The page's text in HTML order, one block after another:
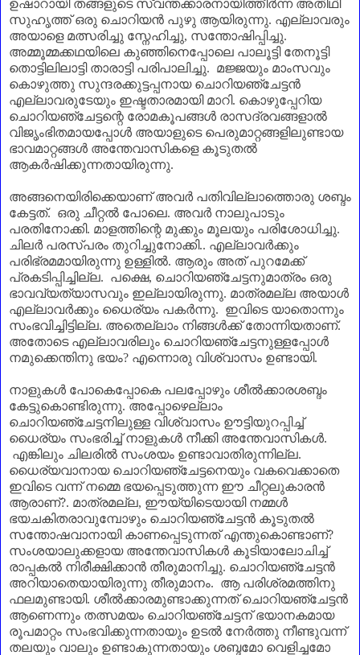
ഉഷാറായി തങ്ങളുടെ സ്വന്തക്കാരനായിത്തീർന്ന അതിഥി
സുഹൃത്ത് ഒരു ചൊറിയൻ പുഴു ആയിരുന്നു. എല്ലാവരും
അയാളെ മത്സരിച്ചു സ്നേഹിച്ചു, സന്തോഷിപ്പിച്ചു.
അമ്മൂമ്മക്കഥയിലെ കുഞ്ഞിനെപ്പോലെ പാലൂട്ടി തേനൂട്ടി
തൊട്ടിലിലാട്ടി താരാട്ടി പരിപാലിച്ചു. മജ്ജയും മാംസവും
കൊഴുത്തു സുന്ദരക്കുട്ടപ്പനായ ചൊറിയഞ്ചേട്ടൻ
എല്ലാവരുടേയും ഇഷ്ടതാരമായി മാറി. കൊഴുപ്പേറിയ
ചൊറിയഞ്ചേട്ടന്റെ രോമകൂപങ്ങൾ രാസദ്രവങ്ങളാൽ
വിജൃംഭിതമായപ്പോൾ അയാളുടെ പെരുമാറ്റങ്ങളിലുണ്ടായ
ഭാവമാറ്റങ്ങൾ അന്തേവാസികളെ കൂടുതൽ
ആകർഷിക്കുന്നതായിരുന്നു.
അങ്ങനെയിരിക്കെയാണ്‌ അവർ പതിവില്ലാത്തൊരു ശബ്ദം
കേട്ടത്. ഒരു ചീറ്റൽ പോലെ. അവർ നാലുപാടും
പരതിനോക്കി. മാളത്തിന്റെ മുക്കും മൂലയും പരിശോധിച്ചു.
ചിലർ പരസ്പരം തുറിച്ചുനോക്കി.. എല്ലാവർക്കും
പരിഭ്രമമായിരുന്നു ഉള്ളിൽ. ആരും അത് പുറമേക്ക്
പ്രകടിപ്പിച്ചില്ല. പക്ഷെ, ചൊറിയഞ്ചേട്ടനുമാത്രം ഒരു
ഭാവവ്യത്യാസവും ഇല്ലായിരുന്നു. മാത്രമല്ല അയാൾ
എല്ലാവർക്കും ധൈര്യം പകർന്നു. ഇവിടെ യാതൊന്നും
സംഭവിച്ചിട്ടില്ല. അതെല്ലാം നിങ്ങൾക്ക് തോന്നിയതാണ്‌.
അതോടെ എല്ലാവരിലും ചൊറിയഞ്ചേട്ടനുള്ളപ്പോൾ
നമുക്കെന്തിനു ഭയം? എന്നൊരു വിശ്വാസം ഉണ്ടായി.
നാളുകൾ പോകെപ്പോകെ പലപ്പോഴും ശീൽക്കാരശബ്ദം
കേട്ടുകൊണ്ടിരുന്നു. അപ്പോഴെല്ലാം
ചൊറിയഞ്ചേട്ടനിലുള്ള വിശ്വാസം ഊട്ടിയുറപ്പിച്ച്
ധൈര്യം സംഭരിച്ച് നാളുകൾ നീക്കി അന്തേവാസികൾ.
എങ്കിലും ചിലരിൽ സംശയം ഉണ്ടാവാതിരുന്നില്ല.
ധൈര്യവാനായ ചൊറിയഞ്ചേട്ടനെയും വകവെക്കാതെ
ഇവിടെ വന്ന് നമ്മെ ഭയപ്പെടുത്തുന്ന ഈ ചീറ്റലുകാരൻ
ആരാണ്‌?. മാത്രമല്ല, ഈയ്യിടെയായി നമ്മൾ
ഭയചകിതരാവുമ്പോഴും ചൊറിയഞ്ചേട്ടൻ കൂടുതൽ
സന്തോഷവാനായി കാണപ്പെടുന്നത് എന്തുകൊണ്ടാണ്‌?
സംശയാലുക്കളായ അന്തേവാസികൾ കൂടിയാലോചിച്ച്
രാപ്പകൽ നിരീക്ഷിക്കാൻ തീരുമാനിച്ചു. ചൊറിയഞ്ചേട്ടൻ
അറിയാതെയായിരുന്നു തീരുമാനം. ആ പരിശ്രമത്തിനു
ഫലമുണ്ടായി. ശീൽക്കാരമുണ്ടാക്കുന്നത് ചൊറിയഞ്ചേട്ടൻ
ആണെന്നും തത്സമയം ചൊറിയഞ്ചേട്ടന്‌ ഭയാനകമായ
രൂപമാറ്റം സംഭവിക്കുന്നതായും ഉടൽ നേർത്തു നീണ്ടുവന്ന്
തലയും വാലും ഉണ്ടാകുന്നതായും ശബ്ദമോ വെളിച്ചമോ